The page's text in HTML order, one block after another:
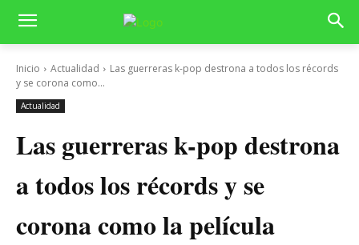
Inicio Actualidad
Las guerreras k-pop destrona a todos los récords
y se corona como...
Actualidad
Las guerreras k-pop destrona
a todos los récords y se
corona como la película